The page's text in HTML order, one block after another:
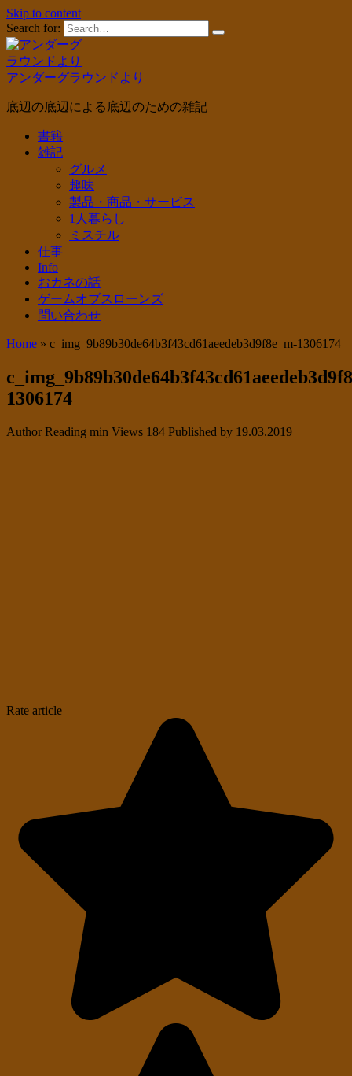
Skip to content
Search for:
アンダーグラウンドより
底辺の底辺による底辺のための雑記
書籍
雑記
グルメ
趣味
製品・商品・サービス
1人暮らし
ミスチル
仕事
Info
おカネの話
ゲームオブスローンズ
問い合わせ
Home » c_img_9b89b30de64b3f43cd61aeedeb3d9f8e_m-1306174
1306174
Author Reading min Views 184 Published by 19.03.2019
Rate article